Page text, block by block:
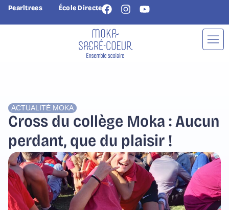
Pearltrees École Directe
ACTUALITÉ MOKA
Cross du collège Moka : Aucun
perdant, que du plaisir !